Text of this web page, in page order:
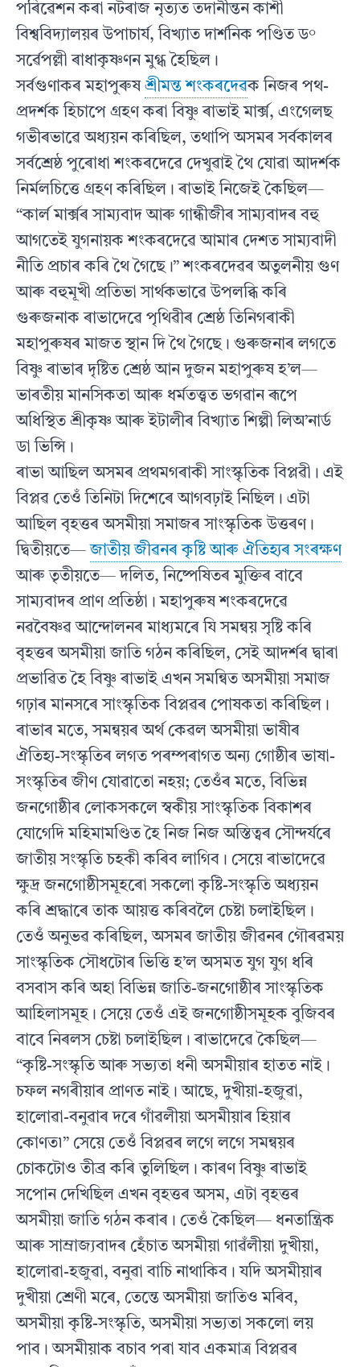
পৰিৱেশন কৰা নটৰাজ নৃত্যত তদানীন্তন কাশী
বিশ্ববিদ্যালয়ৰ উপাচার্য, বিখ্যাত দার্শনিক পণ্ডিত ড°
সৰ্ৱেপল্লী ৰাধাকৃষ্ণণন মুগ্ধ হৈছিল।
সর্বগুণাকৰ মহাপুৰুষ শ্ৰীমন্ত শংকৰদেৱক নিজৰ পথ-
প্রদর্শক হিচাপে গ্রহণ কৰা বিষ্ণু ৰাভাই মার্ক্স, এংগেলছ
গভীৰভাৱে অধ্যয়ন কৰিছিল, তথাপি অসমৰ সৰ্বকালৰ
সর্বশ্রেষ্ঠ পুৰােধা শংকৰদেৱে দেখুৱাই থৈ যােৱা আদর্শক
নির্মলচিত্তে গ্রহণ কৰিছিল। ৰাভাই নিজেই কৈছিল—
“কার্ল মার্ক্সৰ সাম্যবাদ আৰু গান্ধীজীৰ সাম্যবাদৰ বহু
আগতেই যুগনায়ক শংকৰদেৱে আমাৰ দেশত সাম্যবাদী
নীতি প্রচাৰ কৰি থৈ গৈছে।” শংকৰদেৱৰ অতুলনীয় গুণ
আৰু বহুমূখী প্রতিভা সার্থকভাৱে উপলব্ধি কৰি
গুৰুজনাক ৰাভাদেৱে পৃথিৱীৰ শ্রেষ্ঠ তিনিগৰাকী
মহাপুৰুষৰ মাজত স্থান দি থৈ গৈছে। গুৰুজনাৰ লগতে
বিষ্ণু ৰাভাৰ দৃষ্টিত শ্রেষ্ঠ আন দুজন মহাপুৰুষ হ’ল—
ভাৰতীয় মানসিকতা আৰু ধর্মতত্ত্বত ভগৱান ৰূপে
অধিস্থিত শ্রীকৃষ্ণ আৰু ইটালীৰ বিখ্যাত শিল্পী লিঅ’নার্ড
ডা ভিন্সি।
ৰাভা আছিল অসমৰ প্রথমগৰাকী সাংস্কৃতিক বিপ্লৱী। এই
বিপ্লৱ তেওঁ তিনিটা দিশেৰে আগবঢ়াই নিছিল। এটা
আছিল বৃহত্তৰ অসমীয়া সমাজৰ সাংস্কৃতিক উত্তৰণ।
দ্বিতীয়তে—জাতীয় জীৱনৰ কৃষ্টি আৰু ঐতিহ্যৰ সংৰক্ষণ
আৰু তৃতীয়তে— দলিত, নিষ্পেষিতৰ মুক্তিৰ বাবে
সাম্যবাদৰ প্রাণ প্রতিষ্ঠা। মহাপুৰুষ শংকৰদেৱে
নৱবৈষ্ণৱ আন্দোলনৰ মাধ্যমৰে যি সমন্বয় সৃষ্টি কৰি
বৃহত্তৰ অসমীয়া জাতি গঠন কৰিছিল, সেই আদৰ্শৰ দ্বাৰা
প্ৰভাৱিত হৈ বিষ্ণু ৰাভাই এখন সমন্বিত অসমীয়া সমাজ
গঢ়াৰ মানসৰে সাংস্কৃতিক বিপ্লৱৰ পােষকতা কৰিছিল।
ৰাভাৰ মতে, সমন্বয়ৰ অর্থ কেৱল অসমীয়া ভাষীৰ
ঐতিহ্য-সংস্কৃতিৰ লগত পৰম্পৰাগত অন্য গােষ্ঠীৰ ভাষা-
সংস্কৃতিৰ জীণ যােৱাতাে নহয়; তেওঁৰ মতে, বিভিন্ন
জনগােষ্ঠীৰ লােকসকলে স্বকীয় সাংস্কৃতিক বিকাশৰ
যােগেদি মহিমামণ্ডিত হৈ নিজ নিজ অস্তিত্বৰ সৌন্দর্যৰে
জাতীয় সংস্কৃতি চহকী কৰিব লাগিব। সেয়ে ৰাভাদেৱে
ক্ষুদ্র জনগােষ্ঠীসমূহৰাে সকলাে কৃষ্টি-সংস্কৃতি অধ্যয়ন
কৰি শ্ৰদ্ধাৰে তাক আয়ত্ত কৰিবলৈ চেষ্টা চলাইছিল।
তেওঁ অনুভৱ কৰিছিল, অসমৰ জাতীয় জীৱনৰ গৌৰৱময়
সাংস্কৃতিক সৌধটোৰ ভিত্তি হ’ল অসমত যুগ যুগ ধৰি
বসবাস কৰি অহা বিভিন্ন জাতি-জনগােষ্ঠীৰ সাংস্কৃতিক
আহিলাসমূহ। সেয়ে তেওঁ এই জনগােষ্ঠীসমূহক বুজিবৰ
বাবে নিৰলস চেষ্টা চলাইছিল। ৰাভাদেৱে কৈছিল—
“কৃষ্টি-সংস্কৃতি আৰু সভ্যতা ধনী অসমীয়াৰ হাতত নাই।
চফল নগৰীয়াৰ প্ৰাণত নাই। আছে, দুখীয়া-হজুৱা,
হালােৱা-বনুৱাৰ দৰে গাঁৱলীয়া অসমীয়াৰ হিয়াৰ
কোণত৷” সেয়ে তেওঁ বিপ্লৱৰ লগে লগে সমন্বয়ৰ
চোকটোও তীব্র কৰি তুলিছিল। কাৰণ বিষ্ণু ৰাভাই
সপােন দেখিছিল এখন বৃহত্তৰ অসম, এটা বৃহত্তৰ
অসমীয়া জাতি গঠন কৰাৰ। তেওঁ কৈছিল— ধনতান্ত্রিক
আৰু সাম্ৰাজ্যবাদৰ হেঁচাত অসমীয়া গাৱঁলীয়া দুখীয়া,
হালােৱা-হজুৱা, বনুৱা বাচি নাথাকিব। যদি অসমীয়াৰ
দুখীয়া শ্রেণী মৰে, তেন্তে অসমীয়া জাতিও মৰিব,
অসমীয়া কৃষ্টি-সংস্কৃতি, অসমীয়া সভ্যতা সকলাে লয়
পাব। অসমীয়াক বচাব পৰা যাব একমাত্র বিপ্লৱৰ